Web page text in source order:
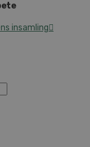
insamling